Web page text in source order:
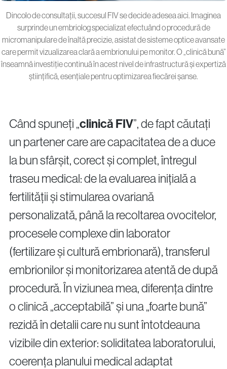
Dincolo de consultații, succesul FIV se decide adesea aici. Imaginea
surprinde un embriolog specializat efectuând o procedură de
micromanipulare de înaltă precizie, asistat de sisteme optice avansate
care permit vizualizarea clară a embrionului pe monitor. O „clinică bună”
înseamnă investiție continuă în acest nivel de infrastructură și expertiză
științifică, esențiale pentru optimizarea fiecărei șanse.
Când spuneți „clinică FIV”, de fapt căutați
un partener care are capacitatea de a duce
la bun sfârșit, corect și complet, întregul
traseu medical: de la evaluarea inițială a
fertilității și stimularea ovariană
personalizată, până la recoltarea ovocitelor,
procesele complexe din laborator
(fertilizare și cultură embrionară), transferul
embrionilor și monitorizarea atentă de după
procedură. În viziunea mea, diferența dintre
o clinică „acceptabilă” și una „foarte bună”
rezidă în detalii care nu sunt întotdeauna
vizibile din exterior: soliditatea laboratorului,
coerența planului medical adaptat